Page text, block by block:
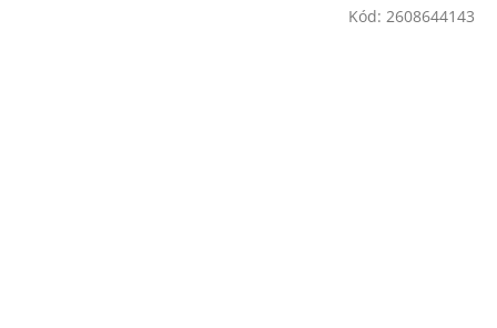
Kód: 2608644143